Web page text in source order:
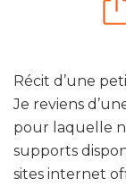
Récit d’une
Je reviens
pour laquelle
supports
sites internet